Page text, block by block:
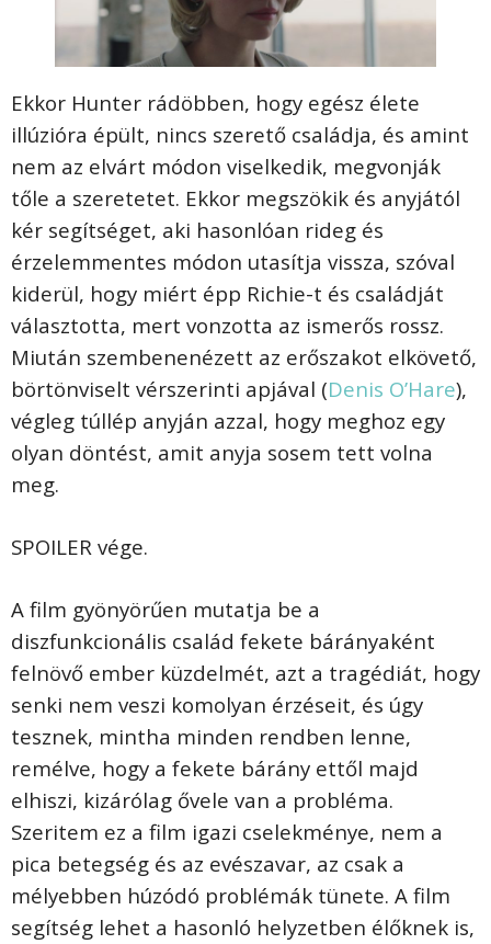
Ekkor Hunter rádöbben, hogy egész élete
illúzióra épült, nincs szerető családja, és amint
nem az elvárt módon viselkedik, megvonják
tőle a szeretetet. Ekkor megszökik és anyjától
kér segítséget, aki hasonlóan rideg és
érzelemmentes módon utasítja vissza, szóval
kiderül, hogy miért épp Richie-t és családját
választotta, mert vonzotta az ismerős rossz.
Miután szembenenézett az erőszakot elkövető,
börtönviselt vérszerinti apjával (Denis O’Hare),
végleg túllép anyján azzal, hogy meghoz egy
olyan döntést, amit anyja sosem tett volna
meg.
SPOILER vége.
A film gyönyörűen mutatja be a
diszfunkcionális család fekete bárányaként
felnövő ember küzdelmét, azt a tragédiát, hogy
senki nem veszi komolyan érzéseit, és úgy
tesznek, mintha minden rendben lenne,
remélve, hogy a fekete bárány ettől majd
elhiszi, kizárólag ővele van a probléma.
Szeritem ez a film igazi cselekménye, nem a
pica betegség és az evészavar, az csak a
mélyebben húzódó problémák tünete. A film
segítség lehet a hasonló helyzetben élőknek is,